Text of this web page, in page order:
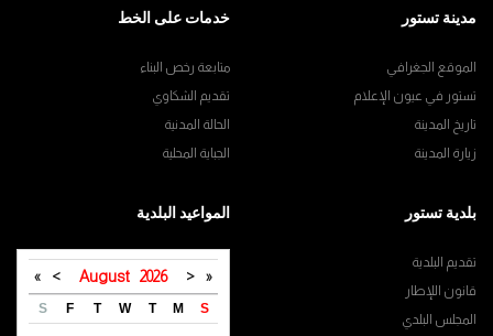
مدينة تستور
الموقع الجغرافي
تستور في عيون الإعلام
تاريخ المدينة
زيارة المدينة
خدمات على الخط
متابعة رخص البناء
تقديم الشكاوي
الحالة المدنية
الجباية المحلية
بلدية تستور
تقديم البلدية
قانون اللإطار
المجلس البلدي
المواعيد البلدية
«
<
August 2026
>
»
S
M
T
W
T
F
S